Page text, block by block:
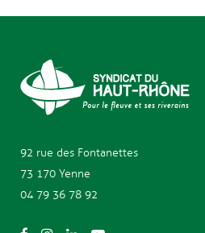
92 rue des Fontanettes
73 170 Yenne
04 79 36 78 92